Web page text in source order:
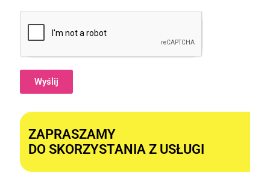
Wyślij
ZAPRASZAMY
DO SKORZYSTANIA Z USŁUGI